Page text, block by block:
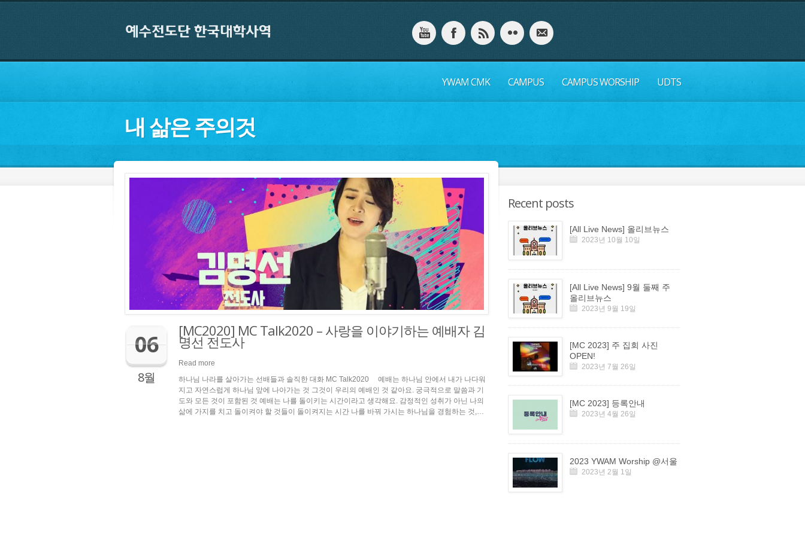
YWAM CMK CAMPUS CAMPUS WORSHIP UDTS
내 삶은 주의것
06
8월
[MC2020] MC Talk2020 – 사랑을 이야기하는 예배자 김
명선 전도사
Read more
하나님 나라를 살아가는 선배들과 솔직한 대화 MC Talk2020 예배는 하나님 안에서 내가 나다워
지고 자연스럽게 하나님 앞에 나아가는 것 그것이 우리의 예배인 것 같아요. 궁극적으로 말씀과 기
도와 모든 것이 포함된 것 예배는 나를 돌이키는 시간이라고 생각해요. 감정적인 성취가 아닌 나의
삶에 가지를 치고 돌이켜야 할 것들이 돌이켜지는 시간 나를 바꿔 가시는 하나님을 경험하는 것,…
Recent posts
[All Live News] 올리브뉴스
2023년 10월 10일
[All Live News] 9월 둘째 주
올리브뉴스
2023년 9월 19일
[MC 2023] 주 집회 사진
OPEN!
2023년 7월 26일
[MC 2023] 등록안내
2023년 4월 26일
2023 YWAM Worship @서울
2023년 2월 1일